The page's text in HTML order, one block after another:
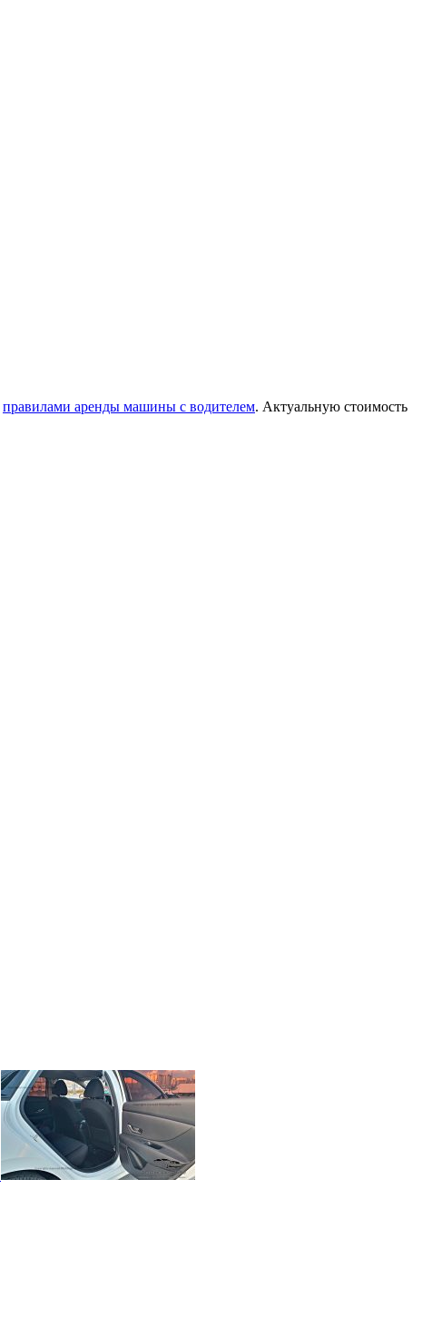
правилами аренды машины с водителем. Актуальную стоимость